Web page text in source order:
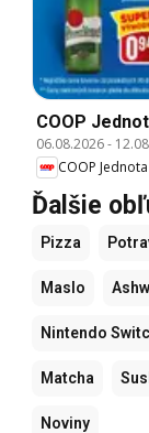
COOP
06.08.2026-
COOP Jednota
Ďalšie
Pizza
Maslo
Nintendo
Matcha
Noviny